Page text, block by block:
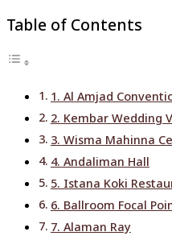
Table of Contents
1. Al Amjad
2. Kembar Wedding
3. Wisma Mahinna
4. Andaliman Hall
5. Istana Koki
6. Ballroom Focal
7. Alaman Ray